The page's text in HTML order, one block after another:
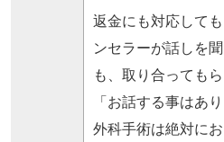
返金にも対応して
ンセラーが話しを
も、取り合っても
「お話する事はあ
外科手術は絶対に